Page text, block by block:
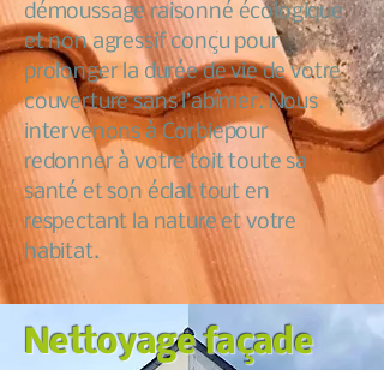
démoussage raisonné écologique
et non agressif conçu pour
prolonger la durée de vie de votre
couverture sans l’abîmer. Nous
intervenons à Corbiepour
redonner à votre toit toute sa
santé et son éclat tout en
respectant la nature et votre
habitat.
Nettoyage façade